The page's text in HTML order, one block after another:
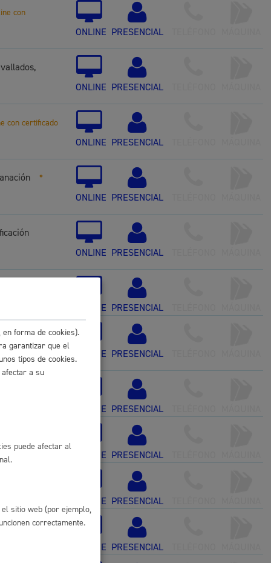
Catálogo de trámites
con
ONLINE PRESENCIAL
ONLINE PRESENCIAL
con certificado
ONLINE PRESENCIAL
*
ONLINE PRESENCIAL
ONLINE PRESENCIAL
ONLINE PRESENCIAL
con certificado
ONLINE PRESENCIAL
ONLINE PRESENCIAL
ONLINE PRESENCIAL
ONLINE PRESENCIAL
ONLINE PRESENCIAL
forma de cookies).
garantizar que el
tipos de cookies.
afectar a su
puede afectar al
sitio web (por ejemplo,
correctamente.